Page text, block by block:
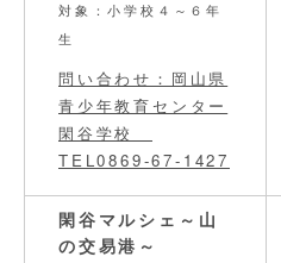
対象：小学校４～６年
生
問い合わせ：岡山県
青少年教育センター
閑谷学校
TEL0869-67-1427
閑谷マルシェ～山
の交易港～